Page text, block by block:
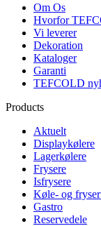
Om Os
Hvorfor
Vi leverer
Dekoration
Kataloger
Garanti
TEFCOLD
Products
Aktuelt
Displaykølere
Lagerkølere
Frysere
Isfrysere
Køle- og
Gastro
Reservedele